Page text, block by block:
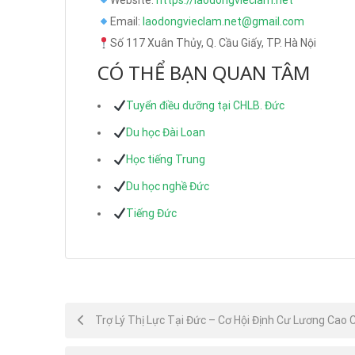
Email: laodongvieclam.net@gmail.com
Số 117 Xuân Thủy, Q. Cầu Giấy, TP. Hà Nội
CÓ THỂ BẠN QUAN TÂM
Tuyển điều dưỡng tại CHLB. Đức
Du học Đài Loan
Học tiếng Trung
Du học nghề Đức
Tiếng Đức
PostTrợ Lý Thị Lực Tại Đức – Cơ Hội Định Cư Lương Cao